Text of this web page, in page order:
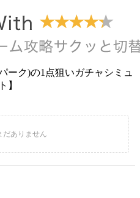
ーク)の1点狙いガチャシミュ
】